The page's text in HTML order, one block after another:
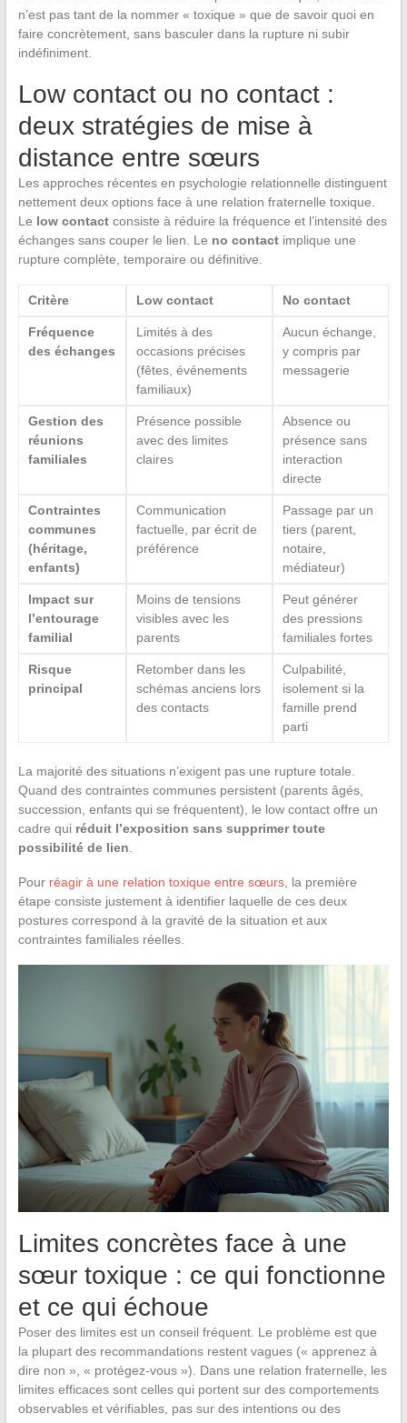
n’est pas tant de la nommer « toxique » que de savoir quoi en
faire concrètement, sans basculer dans la rupture ni subir
indéfiniment.
Low contact ou no contact :
deux stratégies de mise à
distance entre sœurs
Les approches récentes en psychologie relationnelle distinguent
nettement deux options face à une relation fraternelle toxique.
Le low contactconsiste à réduire la fréquence et l’intensité des
échanges sans couper le lien. Le no contactimplique une
rupture complète, temporaire ou définitive.
Critère Low contact No contact
Fréquence
des échanges
Limités à des
occasions précises
(fêtes, événements
familiaux)
Aucun échange,
y compris par
messagerie
Gestion des
réunions
familiales
Présence possible
avec des limites
claires
Absence ou
présence sans
interaction
directe
Contraintes
communes
(héritage,
enfants)
Communication
factuelle, par écrit de
préférence
Passage par un
tiers (parent,
notaire,
médiateur)
Impact sur
l’entourage
familial
Moins de tensions
visibles avec les
parents
Peut générer
des pressions
familiales fortes
Risque
principal
Retomber dans les
schémas anciens lors
des contacts
Culpabilité,
isolement si la
famille prend
parti
La majorité des situations n’exigent pas une rupture totale.
Quand des contraintes communes persistent (parents âgés,
succession, enfants qui se fréquentent), le low contact offre un
cadre qui réduit l’exposition sans supprimer toute
possibilité de lien
Pour réagir à une relation toxique entre sœurs, la première
étape consiste justement à identifier laquelle de ces deux
postures correspond à la gravité de la situation et aux
contraintes familiales réelles.
Limites concrètes face à une
sœur toxique : ce qui fonctionne
et ce qui échoue
Poser des limites est un conseil fréquent. Le problème est que
la plupart des recommandations restent vagues (« apprenez à
dire non », « protégez-vous »). Dans une relation fraternelle, les
limites efficaces sont celles qui portent sur des comportements
observables et vérifiables, pas sur des intentions ou des